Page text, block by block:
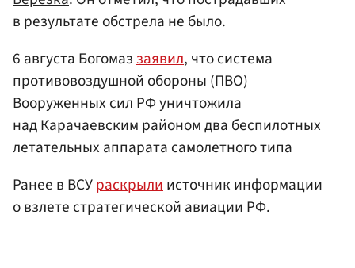
в результате обстрела не было.
6 августа Богомаззаявил, что система
противовоздушной обороны (ПВО)
Вооруженных силРФуничтожила
над Карачаевским районом два беспилотных
летательных аппарата самолетного типа
Ранее в ВСУраскрылиисточник информации
о взлете стратегической авиации РФ.